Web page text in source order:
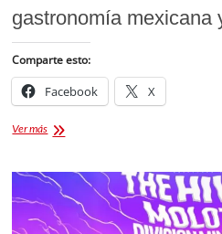
gastronomía
Comparte esto:
Facebook X
Ver másDel
Corazón:
Magia
de